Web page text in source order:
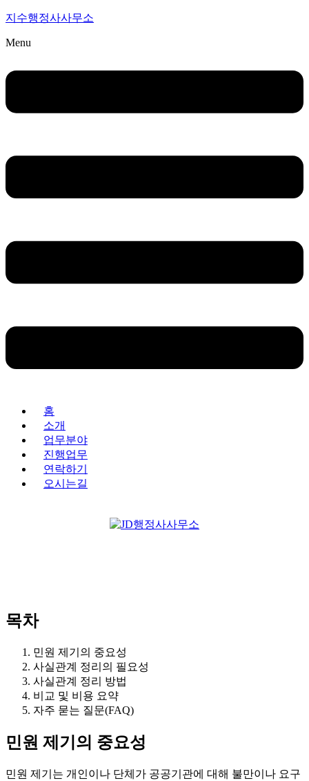
지수행정사사무소
Menu
홈
소개
업무분야
진행업무
연락하기
오시는길
목차
민원 제기의 중요성
사실관계 정리의 필요성
사실관계 정리 방법
비교 및 비용 요약
자주 묻는 질문(FAQ)
민원 제기의 중요성
민원 제기는 개인이나 단체가 공공기관에 대해 불만이나 요구